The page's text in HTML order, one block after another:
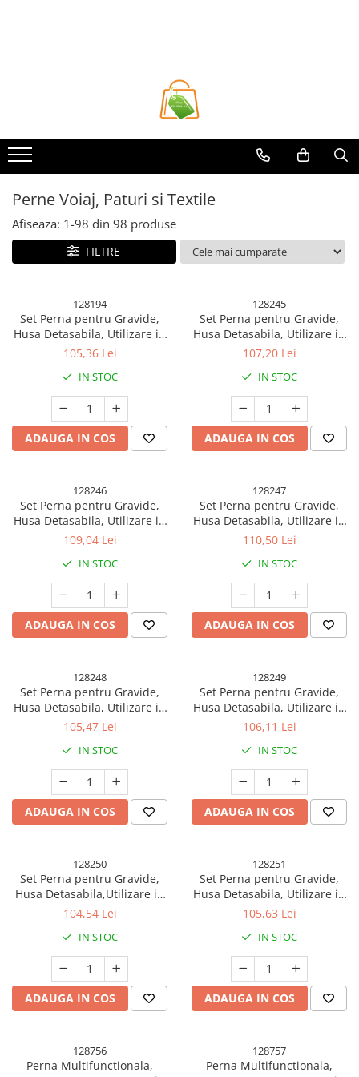
Accesorii Birou si Consumabile
Articole pentru baie
Accesorii Bucătărie
Dozatoare Condimente
Forme cuburi de gheata
Genti Termoizolante Mancare
Organizatoare si Depozitare
Bucatarie
Pahare, Sticle si Cani
Ustensile pentru Bucătărie
Ustensile pentru Bucătărie
Veselă pentru Masă
Articole pentru Casa si Curatenie
Cutii depozitare
Diverse Casa
Incalzire si climatizare
Perne Voiaj, Paturi si Textile
Produse Curatenie
Produse ingrijire incaltaminte
Tapet 3D Autoadeziv
Umidificatoare
Articole pentru Iluminat
Corpuri de iluminat
Transport şi Ridicat
Pelerine, Umbrele si Accesorii
Videoproiectoare
Accesorii Auto
Accesorii Auto
Kit-uri Siguranţă Auto
Suporti auto
Ochelari de Protecţie
Perne Voiaj, Paturi si Textile
Afiseaza: 1-98 din 98 produse
FILTRE
128194
Set Perna pentru Gravide,
Husa Detasabila, Utilizare in
Forma H si U, Reglabila,
Verde
105,36 Lei
IN STOC
ADAUGA IN COS
128245
Set Perna pentru Gravide,
Husa Detasabila, Utilizare in
Forma H si U, Reglabila,
Gri
107,20 Lei
IN STOC
ADAUGA IN COS
128246
Set Perna pentru Gravide,
Husa Detasabila, Utilizare in
Forma H si U, Reglabila,
Crem
109,04 Lei
IN STOC
ADAUGA IN COS
128247
Set Perna pentru Gravide,
Husa Detasabila, Utilizare in
Forma H si U, Reglabila,
Roz
110,50 Lei
IN STOC
ADAUGA IN COS
128248
Set Perna pentru Gravide,
Husa Detasabila, Utilizare in
Forma H si U, Reglabila,
Roz Pal
105,47 Lei
IN STOC
ADAUGA IN COS
128249
Set Perna pentru Gravide,
Husa Detasabila, Utilizare in
Forma H si U, Reglabila,
Albastru
106,11 Lei
IN STOC
ADAUGA IN COS
128250
Set Perna pentru Gravide,
Husa Detasabila,Utilizare in
Forma H si U, Reglabila,
Roz Deschis
104,54 Lei
IN STOC
ADAUGA IN COS
128251
Set Perna pentru Gravide,
Husa Detasabila, Utilizare in
Forma H si U, Reglabila,
Bej
105,63 Lei
IN STOC
ADAUGA IN COS
128756
Perna Multifunctionala,
128757
Perna Multifunctionala,